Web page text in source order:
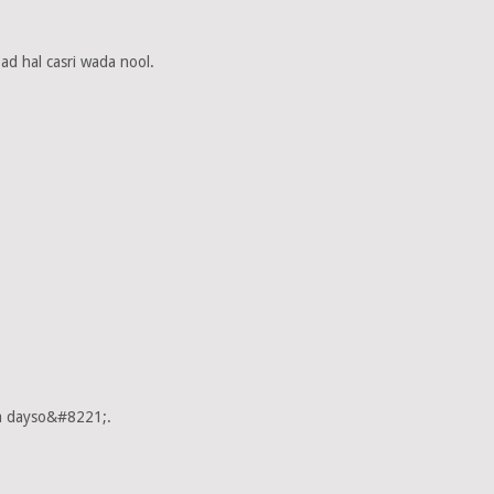
hal casri wada nool.
dayso&#8221;.